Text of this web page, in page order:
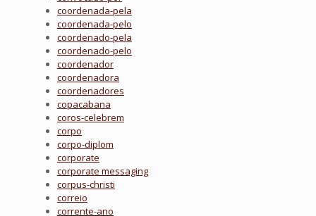
coordenada-pela
coordenada-pelo
coordenado-pela
coordenado-pelo
coordenador
coordenadora
coordenadores
copacabana
coros-celebrem
corpo
corpo-diplom
corporate
corporate messaging
corpus-christi
correio
corrente-ano